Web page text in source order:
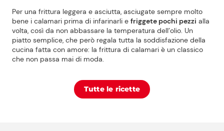
Per una frittura leggera e asciutta, asciugate sempre molto
bene i calamari prima di infarinarli e friggete pochi pezzi alla
volta, così da non abbassare la temperatura dell’olio. Un
piatto semplice, che però regala tutta la soddisfazione della
cucina fatta con amore: la frittura di calamari è un classico
che non passa mai di moda.
Tutte le ricette